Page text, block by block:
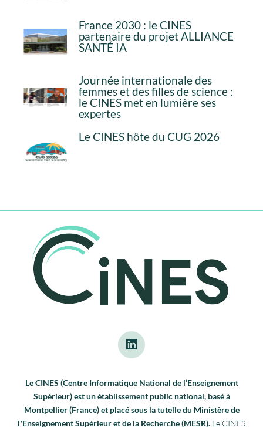
France 2030 : le CINES
partenaire du projet ALLIANCE
SANTÉ IA
Journée internationale des
femmes et des filles de science :
le CINES met en lumière ses
expertes
Le CINES hôte du CUG 2026
Le CINES (Centre Informatique National de l’Enseignement
Supérieur) est un établissement public national, basé à
Montpellier (France) et placé sous la tutelle du Ministère de
lʼEnseignement Supérieur et de la Recherche (MESR). Le CINES